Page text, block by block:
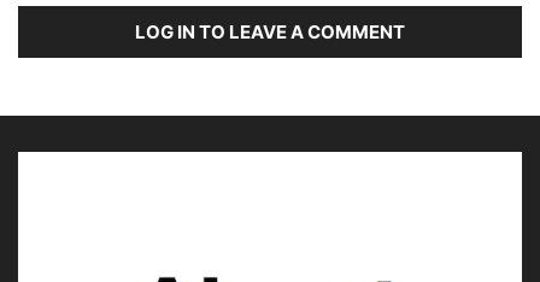
LOG IN TO LEAVE A COMMENT